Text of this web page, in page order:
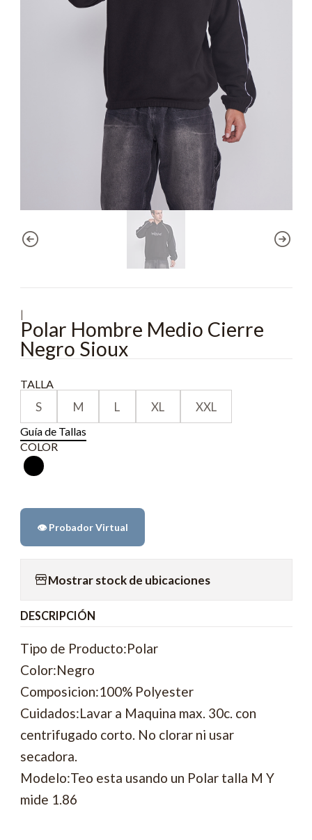
|
Polar Hombre Medio Cierre
Negro Sioux
TALLA
S M L XL XXL
Guía de Tallas
COLOR
👁️ Probador Virtual
Mostrar stock de ubicaciones
DESCRIPCIÓN
Tipo de Producto:Polar
Color:Negro
Composicion:100% Polyester
Cuidados:Lavar a Maquina max. 30c. con
centrifugado corto. No clorar ni usar
secadora.
Modelo:Teo esta usando un Polar talla M Y
mide 1.86